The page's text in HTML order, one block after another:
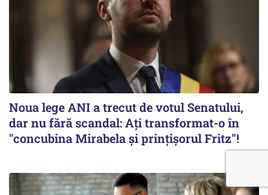
Noua lege ANI a trecut de votul Senatului,
dar nu fără scandal: Ați transformat-o în
"concubina Mirabela şi prinţişorul Fritz"!